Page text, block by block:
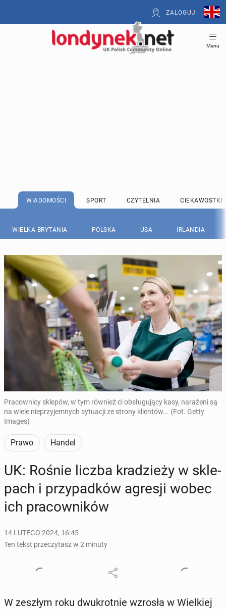
ZALOGUJ
Menu
WIADOMOŚCI SPORT CZYTELNIA CIEKAWOSTKI
WIELKA BRYTANIA POLSKA USA IRLANDIA
Pracownicy sklepów, w tym również ci obsługujący kasy, narażeni są
na wiele nieprzyjemnych sytuacji ze strony klientów... (Fot. Getty
Images)
Prawo Handel
UK: Rośnie liczba kra­dzie­ży w skle­
pach i przy­pad­ków agresji wobec
ich pra­cow­ni­ków
14 LUTEGO 2024, 16:45
Ten tekst przeczytasz w 2 minuty
W zeszłym roku dwu­krot­nie wzrosła w Wiel­kiej